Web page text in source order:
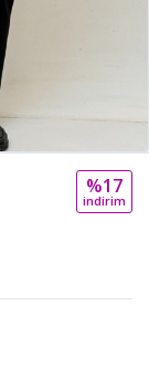
%17
i̇ndi̇ri̇m